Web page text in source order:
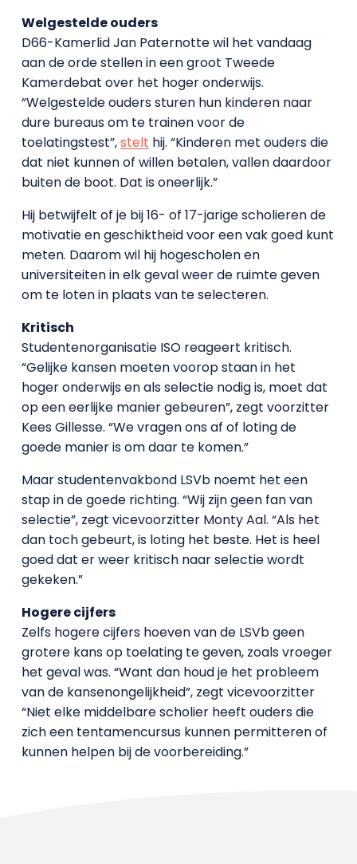
Welgestelde ouders
D66-Kamerlid Jan Paternotte wil het vandaag
aan de orde stellen in een groot Tweede
Kamerdebat over het hoger onderwijs.
“Welgestelde ouders sturen hun kinderen naar
dure bureaus om te trainen voor de
toelatingstest”,stelt hij. “Kinderen met ouders die
dat niet kunnen of willen betalen, vallen daardoor
buiten de boot. Dat is oneerlijk.”
Hij betwijfelt of je bij 16- of 17-jarige scholieren de
motivatie en geschiktheid voor een vak goed kunt
meten. Daarom wil hij hogescholen en
universiteiten in elk geval weer de ruimte geven
om te loten in plaats van te selecteren.
Kritisch
Studentenorganisatie ISO reageert kritisch.
“Gelijke kansen moeten voorop staan in het
hoger onderwijs en als selectie nodig is, moet dat
op een eerlijke manier gebeuren”, zegt voorzitter
Kees Gillesse. “We vragen ons af of loting de
goede manier is om daar te komen.”
Maar studentenvakbond LSVb noemt het een
stap in de goede richting. “Wij zijn geen fan van
selectie”, zegt vicevoorzitter Monty Aal. “Als het
dan toch gebeurt, is loting het beste. Het is heel
goed dat er weer kritisch naar selectie wordt
gekeken.”
Hogere cijfers
Zelfs hogere cijfers hoeven van de LSVb geen
grotere kans op toelating te geven, zoals vroeger
het geval was. “Want dan houd je het probleem
van de kansenongelijkheid”, zegt vicevoorzitter
“Niet elke middelbare scholier heeft ouders die
zich een tentamencursus kunnen permitteren of
kunnen helpen bij de voorbereiding.”